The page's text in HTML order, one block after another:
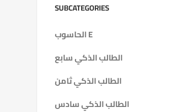
SUBCATEGORIES
الحاسوب E
الطالب الذكي سابع
الطالب الذكي ثامن
الطالب الذكي سادس